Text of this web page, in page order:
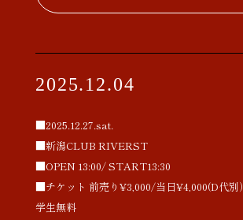
2025.12.04
■2025.12.27.sat.
■新潟CLUB RIVERST
■OPEN 13:00/ START13:30
■チケット 前売り¥3,000/当日¥4,000(D代別）
学生無料